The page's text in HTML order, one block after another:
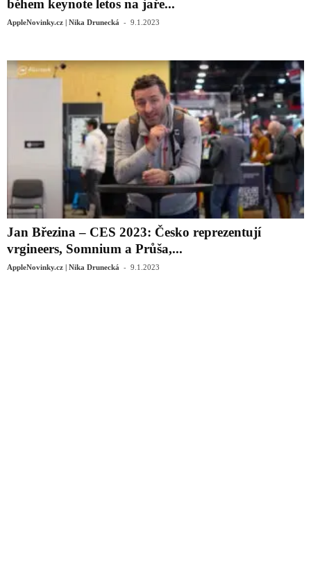
během keynote letos na jaře...
AppleNovinky.cz | Nika Drunecká - 9.1.2023
Jan Březina – CES 2023: Česko reprezentují
vrgineers, Somnium a Průša,...
AppleNovinky.cz | Nika Drunecká - 9.1.2023